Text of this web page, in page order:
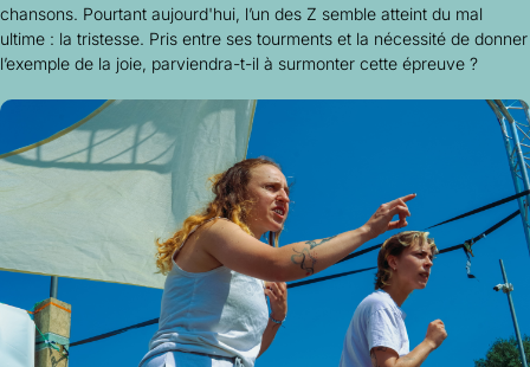
chansons. Pourtant aujourd'hui, l’un des Z semble atteint du mal
ultime : la tristesse. Pris entre ses tourments et la nécessité de donner
l’exemple de la joie, parviendra-t-il à surmonter cette épreuve ?